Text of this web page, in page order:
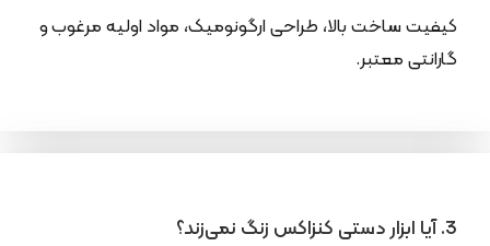
کیفیت ساخت بالا، طراحی ارگونومیک، مواد اولیه مرغوب و
گارانتی معتبر.
3. آیا ابزار دستی کنزاکس زنگ نمی‌زند؟